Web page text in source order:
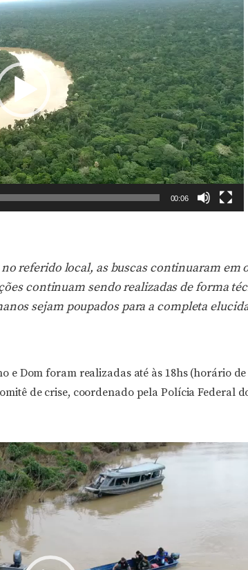
00:06
referido local, as buscas continuaram em
continuam sendo realizadas de forma
sejam poupados para a completa
e Dom foram realizadas até às 18hs (horário
de crise, coordenado pela Polícia Federal